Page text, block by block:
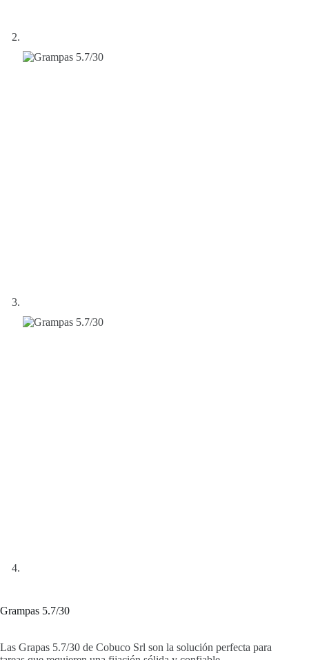
Grampas 5.7/30
Las Grapas 5.7/30 de Cobuco Srl son la solución perfecta para